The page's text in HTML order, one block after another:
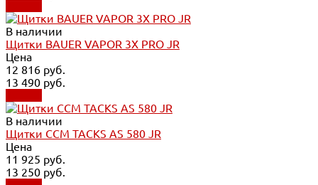
В наличии
Щитки BAUER VAPOR 3X PRO JR
Цена
12 816 руб.
13 490 руб.
В наличии
Щитки CCM TACKS AS 580 JR
Цена
11 925 руб.
13 250 руб.